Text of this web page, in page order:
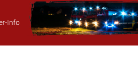
Info